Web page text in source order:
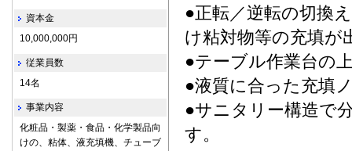
●正転／逆転の切換
け粘対物等の充填が
●テーブル作業台の
●液質に合った充填
●サニタリー構造で
す。
資本金
10,000,000円
従業員数
14名
事業内容
化粧品・製薬・食品・化学製品向
けの、粘体、液充填機、チューブ